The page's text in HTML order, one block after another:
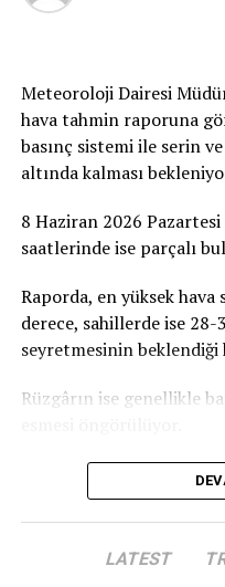
projesine destek olmaya
Birçok Meslek
Merkezi’nde terzilik,
tesisatçılık, robotik
verilmesi planlanıyor.
eğitim altyapısına
gençlerin istihdam
Meteoroloji Dairesi
hava tahmin raporuna
basınç sistemi ile serin
altında kalması
8 Haziran 2026
saatlerinde ise parçalı
Raporda, en yüksek hava
derece, sahillerde ise
seyretmesinin beklendiği
Rüzgârın ise genellikle
LATEST